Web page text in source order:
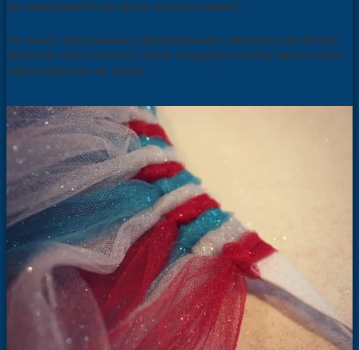
Как своими руками быстро сделать пачки для конкурса?
На ленту или резинку привязывают ленточки из белой
органзы или полоски ткани. Концами ленты такая юбка
завязывается на талии.